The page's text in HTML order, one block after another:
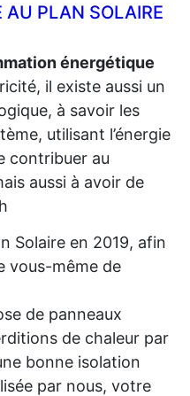
AU PLAN SOLAIRE
énergétique
il existe aussi un
à savoir les
utilisant l’énergie
contribuer au
aussi à avoir de
Solaire en 2019, afin
vous-même de
de panneaux
de chaleur par
bonne isolation
par nous, votre